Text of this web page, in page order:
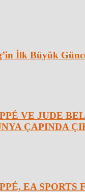
İlk Büyük
VE JUDE
ÇAPINDA
EA SPORTS